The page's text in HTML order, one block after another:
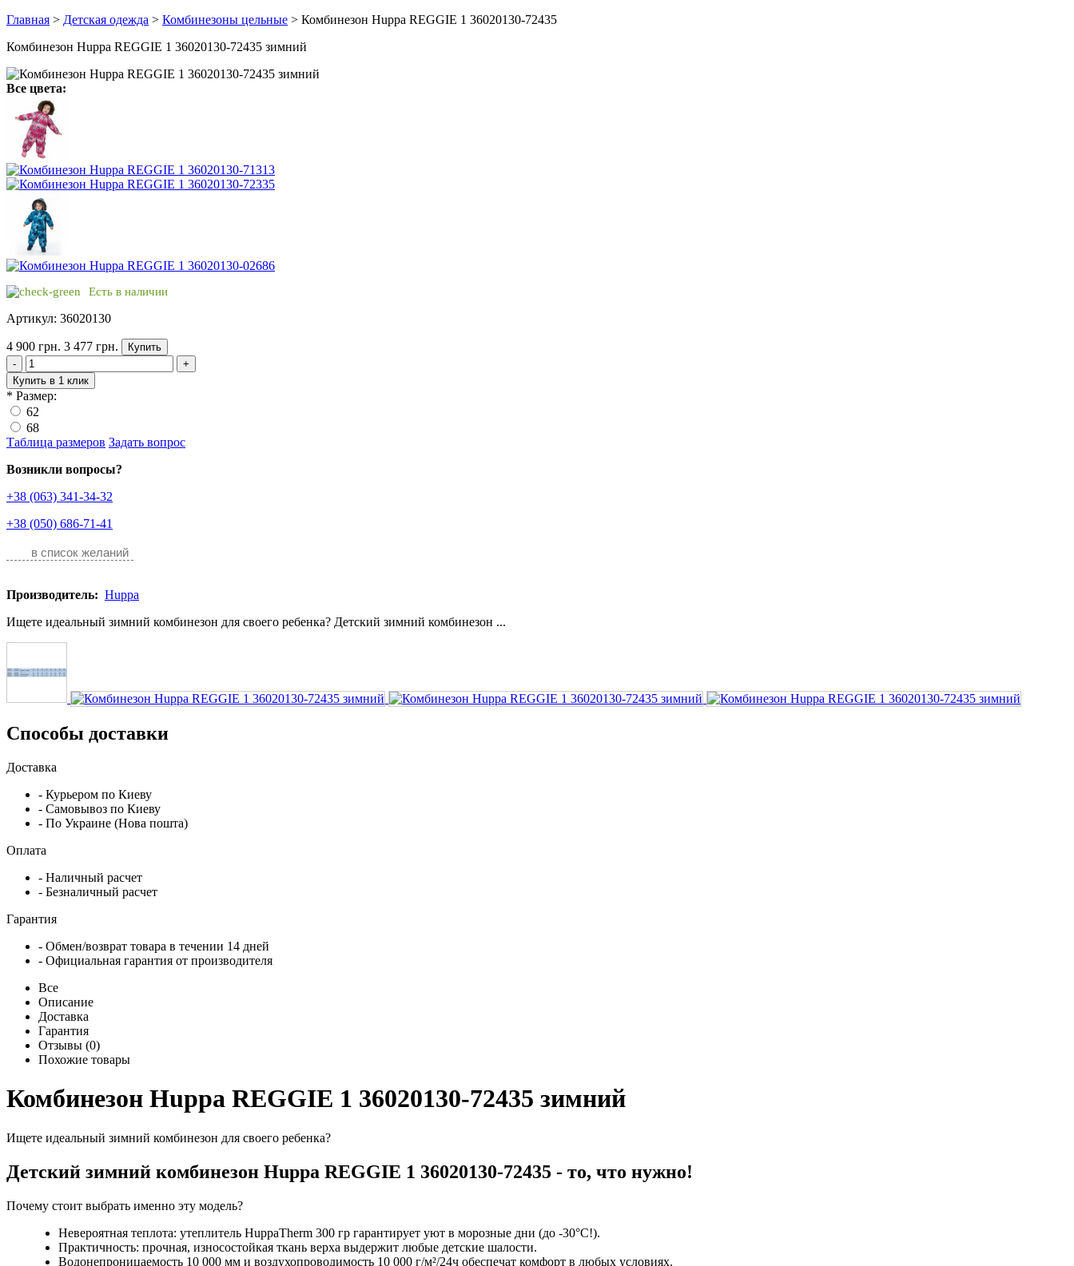
Главная > Детская одежда > Комбинезоны цельные > Комбинезон Huppa REGGIE 1 36020130-72435
Комбинезон Huppa REGGIE 1 36020130-72435 зимний
Все цвета:
Есть в наличии
Артикул: 36020130
4 900 грн. 3 477 грн.
Купить
-
+
Купить в 1 клик
* Размер:
62
68
Таблица размеров Задать вопрос
Возникли вопросы?
+38 (063) 341-34-32
+38 (050) 686-71-41
в список желаний
Производитель: Huppa
Ищете идеальный зимний комбинезон для своего ребенка? Детский зимний комбинезон ...
Способы доставки
Доставка
- Курьером по Киеву
- Самовывоз по Киеву
- По Украине (Нова пошта)
Оплата
- Наличный расчет
- Безналичный расчет
Гарантия
- Обмен/возврат товара в течении 14 дней
- Официальная гарантия от производителя
Все
Описание
Доставка
Гарантия
Отзывы (0)
Похожие товары
Комбинезон Huppa REGGIE 1 36020130-72435 зимний
Ищете идеальный зимний комбинезон для своего ребенка?
Детский зимний комбинезон Huppa REGGIE 1 36020130-72435 - то, что нужно!
Почему стоит выбрать именно эту модель?
Невероятная теплота: утеплитель HuppaTherm 300 гр гарантирует уют в морозные дни (до -30°C!).
Практичность: прочная, износостойкая ткань верха выдержит любые детские шалости.
Водонепроницаемость 10 000 мм и воздухопроводимость 10 000 г/м²/24ч обеспечат комфорт в любых условиях.